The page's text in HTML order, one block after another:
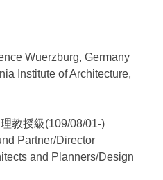
Wuerzburg, Germany
Institute of Architecture,
教授級(109/08/01-)
Partner/Director
and Planners/Design